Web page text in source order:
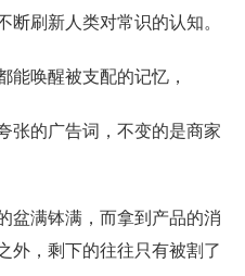
断刷新人类对常识的认知。
能唤醒被支配的记忆，
张的广告词，不变的是商家
盆满钵满，而拿到产品的消
外，剩下的往往只有被割了